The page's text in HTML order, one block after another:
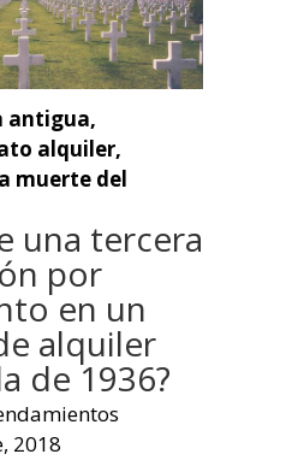
antigua,
alquiler,
muerte del
una tercera
por
en un
alquiler
de 1936?
2018